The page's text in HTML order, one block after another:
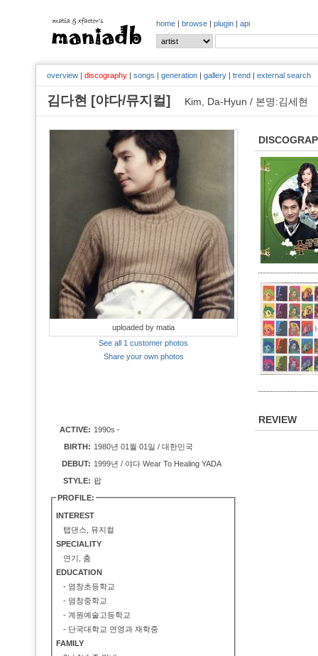
home | browse | plugin | api
overview | discography | songs | generation | gallery | trend | external search
김다현 [야다/뮤지컬] Kim, Da-Hyun / 본명:김세현
uploaded by matia
See all 1 customer photos
Share your own photos
ACTIVE: 1990s -
BIRTH: 1980년 01월 01일 / 대한민국
DEBUT: 1999년 / 야다 Wear To Healing YADA
STYLE: 팝
PROFILE:
INTEREST
탭댄스, 뮤지컬
SPECIALITY
연기, 춤
EDUCATION
- 염창초등학교
- 염창중학교
- 계원예술고등학교
- 단국대학교 연영과 재학중
FAMILY
REVIEW